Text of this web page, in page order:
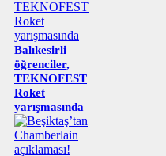
Balıkesirli
öğrenciler,
TEKNOFEST
Roket
yarışmasında